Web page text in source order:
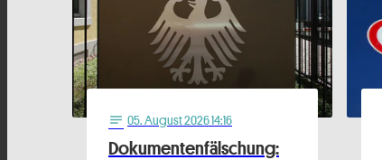
notes 05. August 2026 14:16
Dokumentenfälschung: